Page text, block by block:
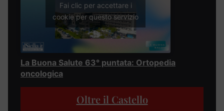
Fai clic per accettare i
cookie per questo servizio
La Buona Salute 63° puntata: Ortopedia
oncologica
Oltre il Castello